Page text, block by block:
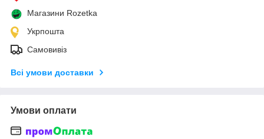
Магазини Rozetka
Укрпошта
Самовивіз
Всі умови доставки
Умови оплати